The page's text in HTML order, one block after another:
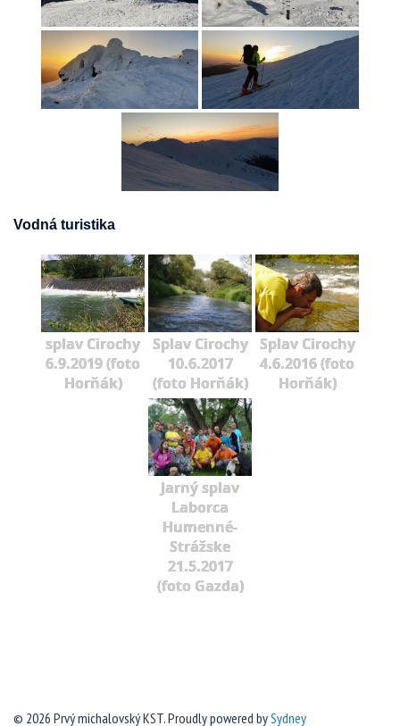
Vodná turistika
splav Cirochy
6.9.2019 (foto
Horňák)
Splav Cirochy
10.6.2017
(foto Horňák)
Splav Cirochy
4.6.2016 (foto
Horňák)
Jarný splav
Laborca
Humenné-
Strážske
21.5.2017
(foto Gazda)
© 2026 Prvý michalovský KST. Proudly powered bySydney